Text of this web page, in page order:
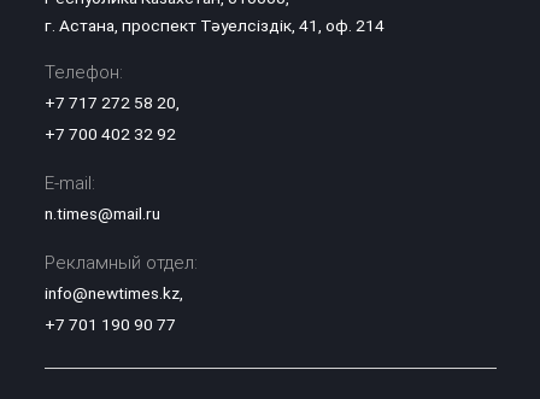
г. Астана, проспект Тәуелсіздік, 41, оф. 214
Телефон:
+7 717 272 58 20
+7 700 402 32 92
E-mail:
n.times@mail.ru
Рекламный отдел:
info@newtimes.kz,
+7 701 190 90 77